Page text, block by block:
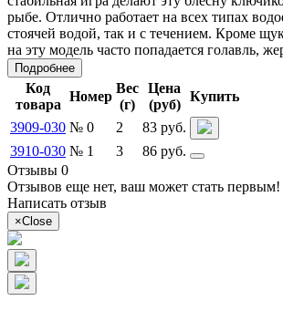
рыбе. Отлично работает на всех типах
стоячей водой, так и с течением. Кроме
на эту модель часто попадается голавль,
Подробнее
Код
товара
Номер
Вес
(г)
Цена
(руб)
Купить
3909-030 № 0 2
83 руб.
3910-030 № 1 3
86 руб.
Отзывы 0
Отзывов еще нет, ваш может стать первым!
Написать отзыв
×Close